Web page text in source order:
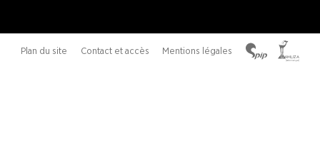
Plan du site Contact et accès Mentions légales